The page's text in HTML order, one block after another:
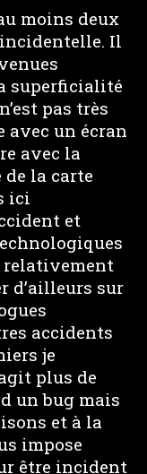
moins deux
Il
superficialité
pas très
un écran
avec la
la carte
ici
et
relativement
d’ailleurs sur
accidents
je
plus de
un bug mais
et à la
impose
être incident